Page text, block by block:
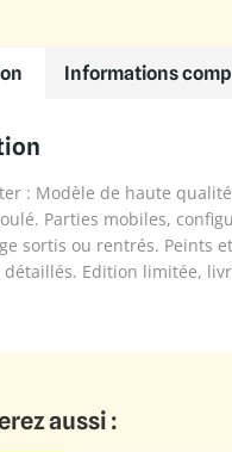
Informations
: Modèle de haute
Parties mobiles,
sortis ou rentrés. Peints
détaillés. Edition limitée,
aussi :